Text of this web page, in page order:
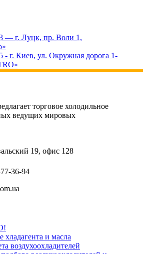
— г. Луцк, пр. Воли 1,
г. Киев, ул. Окружная дорога 1-
торговое холодильное
ведущих мировых
19, офис 128
36-94
хладагента и масла
воздухоохладителей